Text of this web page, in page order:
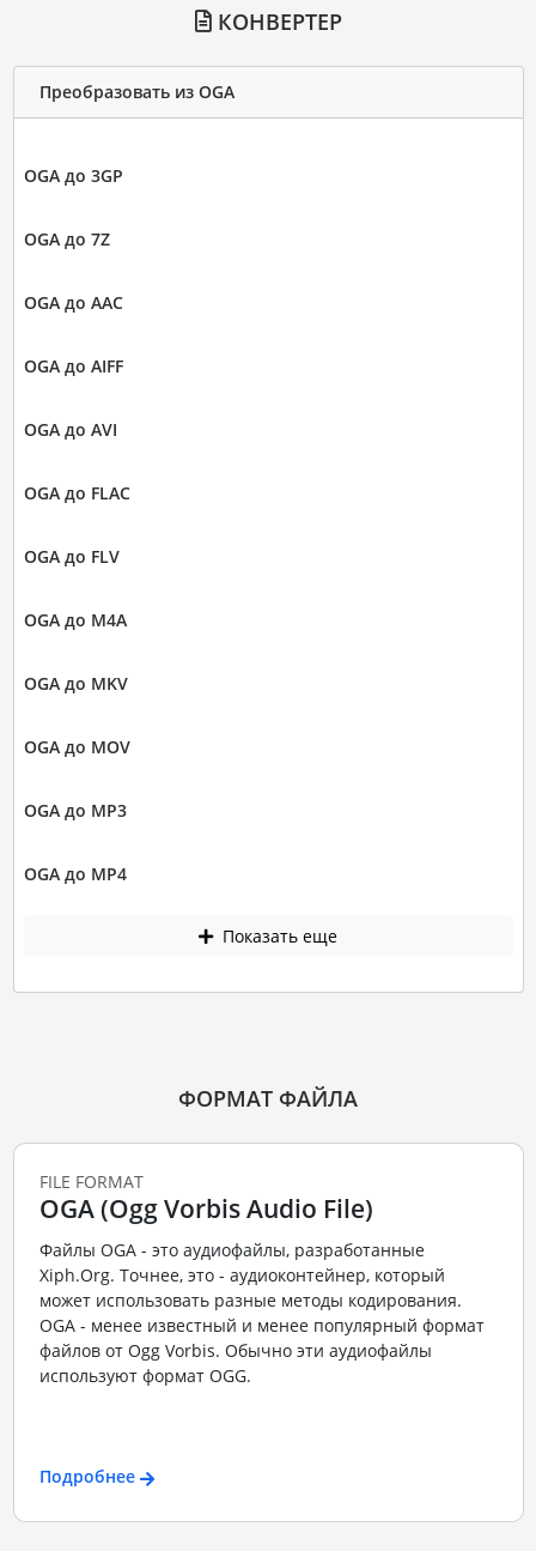
КОНВЕРТЕР
Преобразовать из OGA
OGA до 3GP
OGA до 7Z
OGA до AAC
OGA до AIFF
OGA до AVI
OGA до FLAC
OGA до FLV
OGA до M4A
OGA до MKV
OGA до MOV
OGA до MP3
OGA до MP4
Показать еще
ФОРМАТ ФАЙЛА
FILE FORMAT
OGA (Ogg Vorbis Audio File)
Файлы OGA - это аудиофайлы, разработанные
Xiph.Org. Точнее, это - аудиоконтейнер, который
может использовать разные методы кодирования.
OGA - менее известный и менее популярный формат
файлов от Ogg Vorbis. Обычно эти аудиофайлы
используют формат OGG.
Подробнее